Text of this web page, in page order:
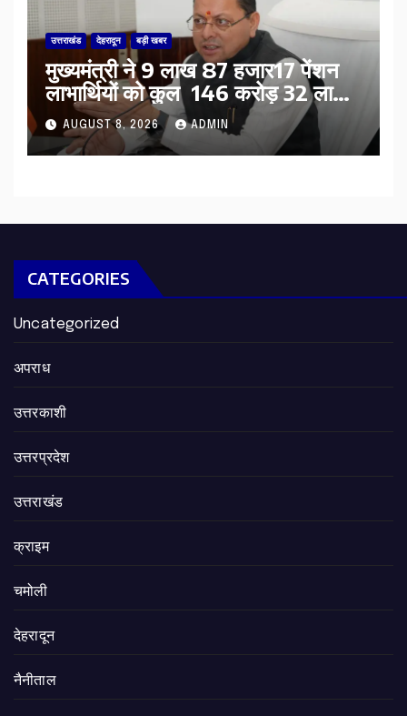
उत्तराखंड देहरादून बड़ी खबर
मुख्यमंत्री ने 9 लाख 87 हजार17 पेंशन
लाभार्थियों को कुल 146 करोड़ 32 लाख
की पेंशन राशि का किया भुगतान
AUGUST 8, 2026 ADMIN
CATEGORIES
Uncategorized
अपराध
उत्तरकाशी
उत्तरप्रदेश
उत्तराखंड
क्राइम
चमोली
देहरादून
नैनीताल